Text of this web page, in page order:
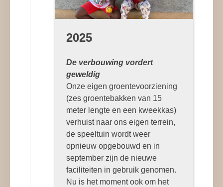
2025
De verbouwing vordert
geweldig
Onze eigen groentevoorziening
(zes groentebakken van 15
meter lengte en een kweekkas)
verhuist naar ons eigen terrein,
de speeltuin wordt weer
opnieuw opgebouwd en in
september zijn de nieuwe
faciliteiten in gebruik genomen.
Nu is het moment ook om het